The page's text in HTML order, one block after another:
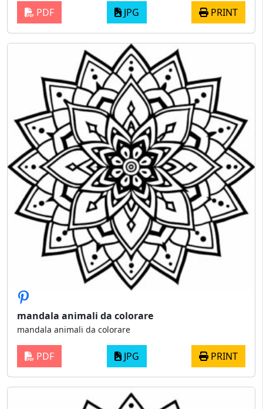
PDF JPG PRINT
mandala animali da colorare
mandala animali da colorare
PDF JPG PRINT